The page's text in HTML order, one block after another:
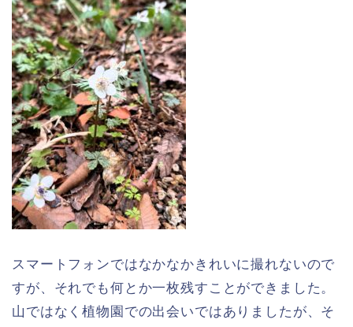
スマートフォンではなかなかきれいに撮れないので
すが、それでも何とか一枚残すことができました。
山ではなく植物園での出会いではありましたが、そ